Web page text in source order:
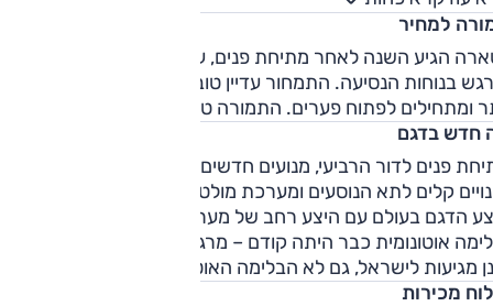
חדה מבעבר. נוחות הנסיעה בשבילים הרשימה לטובה. מרווח
ראויה במשטחים חלקלקים יחסית, הודות לנעילה
רק במצב 'שלג').
למחיר
הגיע השנה לאחר מתיחת פנים, עם עדכון חשוב למנוע
בנוחות הנסיעה. התמחור עדיין טוב, אלא שהמתחרים
ומתחילים לפתוח פערים. התמורה טובה אם כי לא כבעבר.
חדש בדגם
פנים לדור הרביעי, מנועים חדשים לדגם, עדכוני חוץ קלים,
קלים לתא הנוסעים ומערכת מולטימדיה חדשה. לראשונה
הדגם בעולם עם היצע רחב של מערכות בטיחות מתקדמות
אוטונומית כבר היתה קודם – מרגע השקת הדור הזה). אלה
מגיעות לישראל, גם לא הבלימה האוטונומית.
מכירות